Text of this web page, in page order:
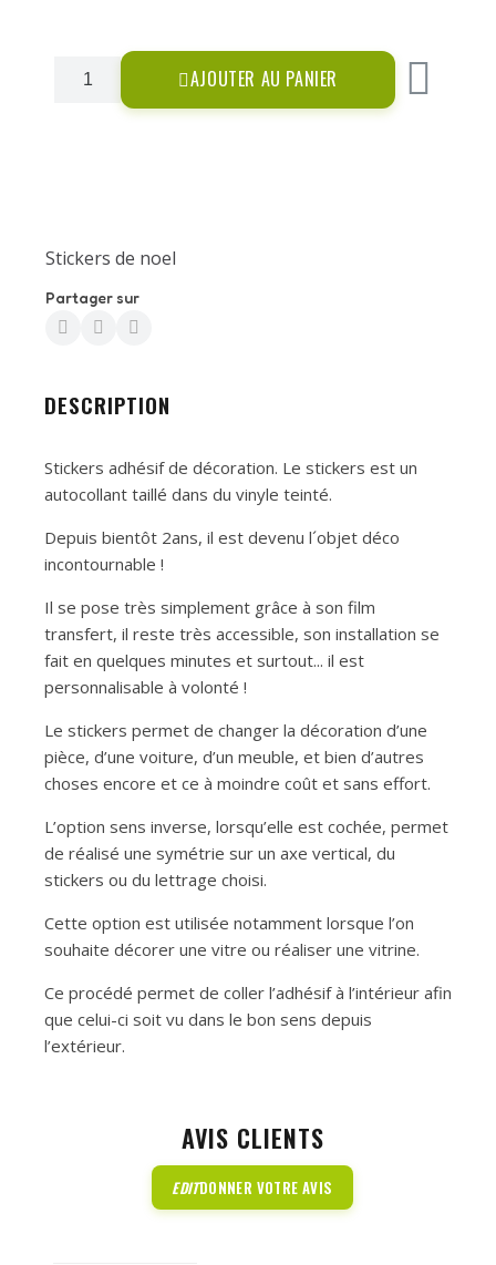
Stickers de noel
AJOUTER AU PANIER
Partager sur
DESCRIPTION
Stickers adhésif de décoration. Le stickers est un
autocollant taillé dans du vinyle teinté.
Depuis bientôt 2ans, il est devenu l´objet déco
incontournable !
Il se pose très simplement grâce à son film
transfert, il reste très accessible, son installation se
fait en quelques minutes et surtout... il est
personnalisable à volonté !
Le stickers permet de changer la décoration d’une
pièce, d’une voiture, d’un meuble, et bien d’autres
choses encore et ce à moindre coût et sans effort.
L’option sens inverse, lorsqu’elle est cochée, permet
de réalisé une symétrie sur un axe vertical, du
stickers ou du lettrage choisi.
Cette option est utilisée notamment lorsque l’on
souhaite décorer une vitre ou réaliser une vitrine.
Ce procédé permet de coller l’adhésif à l’intérieur afin
que celui-ci soit vu dans le bon sens depuis
l’extérieur.
AVIS CLIENTS
EDITDONNER VOTRE AVIS